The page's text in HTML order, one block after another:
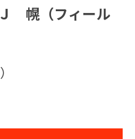
幌（フィール